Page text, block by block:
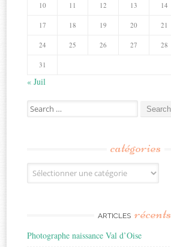
10 11 12 13 14
17 18 19 20 21
24 25 26 27 28
31
« Juil
Search
for:
catégories
Catégories
ARTICLES récents
Photographe naissance Val d’Oise